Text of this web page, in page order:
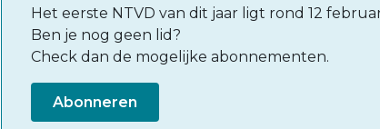
Het eerste NTVD van dit jaar ligt rond 12
Ben je nog geen lid?
Check dan de mogelijke abonnementen.
Abonneren